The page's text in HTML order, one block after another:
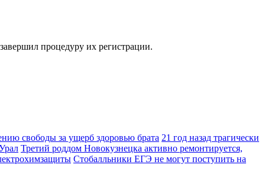
процедуру их регистрации.
свободы за ущерб здоровью брата 21 год назад трагически
Третий роддом Новокузнецка активно ремонтируется,
Стобалльники ЕГЭ не могут поступить на